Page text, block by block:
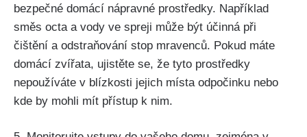
bezpečné ‌domácí nápravné prostředky. Například
směs octa a vody ve spreji může být účinná při
čištění a odstraňování stop mravenců. Pokud máte
domácí zvířata, ujistěte se, že tyto prostředky
nepoužíváte v blízkosti jejich místa odpočinku nebo
kde by mohli ‍mít přístup k nim.